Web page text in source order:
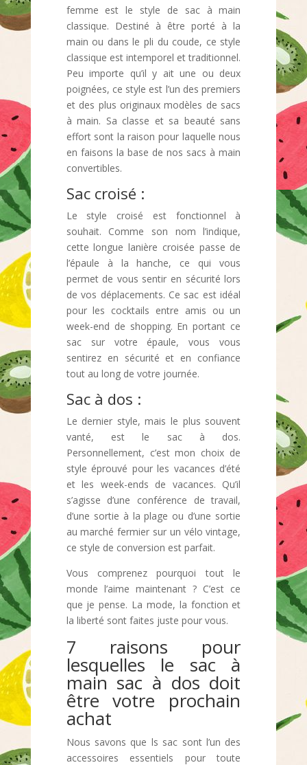
femme est le style de sac à main
classique. Destiné à être porté à la
main ou dans le pli du coude, ce style
classique est intemporel et traditionnel.
Peu importe qu’il y ait une ou deux
poignées, ce style est l’un des premiers
et des plus originaux modèles de sacs
à main. Sa classe et sa beauté sans
effort sont la raison pour laquelle nous
en faisons la base de nos sacs à main
convertibles.
Sac croisé :
Le style croisé est fonctionnel à
souhait. Comme son nom l’indique,
cette longue lanière croisée passe de
l’épaule à la hanche, ce qui vous
permet de vous sentir en sécurité lors
de vos déplacements. Ce sac est idéal
pour les cocktails entre amis ou un
week-end de shopping. En portant ce
sac sur votre épaule, vous vous
sentirez en sécurité et en confiance
tout au long de votre journée.
Sac à dos :
Le dernier style, mais le plus souvent
vanté, est le sac à dos.
Personnellement, c’est mon choix de
style éprouvé pour les vacances d’été
et les week-ends de vacances. Qu’il
s’agisse d’une conférence de travail,
d’une sortie à la plage ou d’une sortie
au marché fermier sur un vélo vintage,
ce style de conversion est parfait.
Vous comprenez pourquoi tout le
monde l’aime maintenant ? C’est ce
que je pense. La mode, la fonction et
la liberté sont faites juste pour vous.
7 raisons pour
lesquelles le sac à
main sac à dos doit
être votre prochain
achat
Nous savons que ls sac sont l’un des
accessoires essentiels pour toute